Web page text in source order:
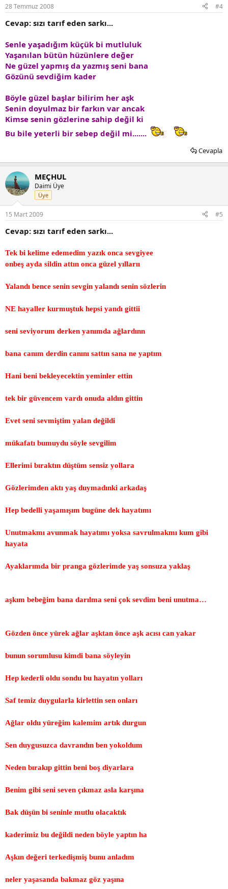
28 Temmuz 2008 #4
Cevap: sızı tarıf eden sarkı...
Senle yaşadığım küçük bi mutluluk
Yaşanılan bütün hüzünlere değer
Ne güzel yapmış da yazmış seni bana
Gözünü sevdiğim kader
Böyle güzel başlar bilirim her aşk
Senin doyulmaz bir farkın var ancak
Kimse senin gözlerine sahip değil ki
Bu bile yeterli bir sebep değil mi.......
Cevapla
MEÇHUL
Daimi Üye
Üye
15 Mart 2009 #5
Cevap: sızı tarıf eden sarkı...
Tek bi kelime edemedim yazık onca sevgiyee
onbeş ayda sildin attın onca güzel yıllarıı
Yalandı bence senin sevgin yalandı senin sözlerin
NE hayaller kurmuştuk hepsi yandı gittii
seni seviyorum derken yanımda ağlardınn
bana canım derdin canını sattın sana ne yaptım
Hani beni bekleyecektin yeminler ettin
tek bir güvencem vardı onuda aldın gittin
Evet seni sevmiştim yalan değildi
mükafatı bumuydu söyle sevgilim
Ellerimi bıraktın düştüm sensiz yollara
Gözlerimden aktı yaş duymadınki arkadaş
Hep bedelli yaşamışım bugüne dek hayatımı
Unutmakmı avunmak hayatımı yoksa savrulmakmı kum gibi
hayata
Ayaklarımda bir pranga gözlerimde yaş sonsuza yaklaş
aşkım bebeğim bana darılma seni çok sevdim beni unutma…
Gözden önce yürek ağlar aşktan önce aşk acısı can yakar
bunun sorumlusu kimdi bana söyleyin
Hep kederli oldu sondu bu hayatın yolları
Saf temiz duygularla kirlettin sen onları
Ağlar oldu yüreğim kalemim artık durgun
Sen duygusuzca davrandın ben yokoldum
Neden bırakıp gittin beni boş diyarlara
Benim gibi seni seven çıkmaz asla karşına
Bak düşün bi seninle mutlu olacaktık
kaderimiz bu değildi neden böyle yaptın ha
Aşkın değeri terkedişmiş bunu anladım
neler yaşasanda bakmaz göz yaşına